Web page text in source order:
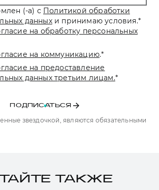
(-а) с Политикой обработки
данных и принимаю условия.*
на обработку персональных
на коммуникацию.*
на предоставление
данных третьим лицам.*
ПОДПИСАТЬСЯ
звездочкой, являются обязательными
ТАКЖЕ